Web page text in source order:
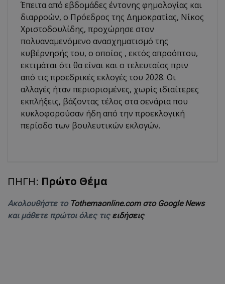
Έπειτα από εβδομάδες έντονης φημολογίας και
διαρροών, ο Πρόεδρος της Δημοκρατίας, Νίκος
Χριστοδουλίδης, προχώρησε στον
πολυαναμενόμενο ανασχηματισμό της
κυβέρνησής του, ο οποίος , εκτός απροόπτου,
εκτιμάται ότι θα είναι και ο τελευταίος πριν
από τις προεδρικές εκλογές του 2028. Οι
αλλαγές ήταν περιορισμένες, χωρίς ιδιαίτερες
εκπλήξεις, βάζοντας τέλος στα σενάρια που
κυκλοφορούσαν ήδη από την προεκλογική
περίοδο των βουλευτικών εκλογών.
ΠΗΓΗ: Πρώτο Θέμα
Ακολουθήστε το Tothemaonline.com στο Google News
και μάθετε πρώτοι όλες τις ειδήσεις